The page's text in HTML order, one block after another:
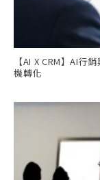
【AI X CRM】AI行
機轉化